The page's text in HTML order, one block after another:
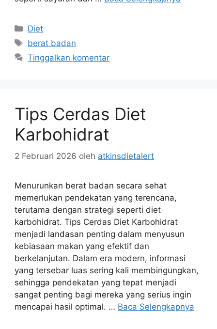
Kategori
Diet
Tag
berat badan
Tinggalkan komentar
Tips Cerdas Diet
Karbohidrat
2 Februari 2026 oleh atkinsdietalert
Menurunkan berat badan secara sehat
memerlukan pendekatan yang terencana,
terutama dengan strategi seperti diet
karbohidrat. Tips Cerdas Diet Karbohidrat
menjadi landasan penting dalam menyusun
kebiasaan makan yang efektif dan
berkelanjutan. Dalam era modern, informasi
yang tersebar luas sering kali membingungkan,
sehingga pendekatan yang tepat menjadi
sangat penting bagi mereka yang serius ingin
mencapai hasil optimal. … Baca Selengkapnya